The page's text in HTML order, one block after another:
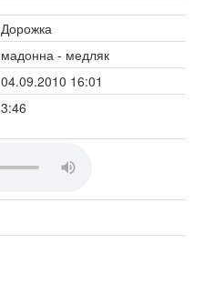
Дорожка
мадонна - медляк
04.09.2010 16:01
3:46